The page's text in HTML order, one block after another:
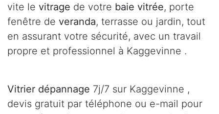
vite le vitrage de votre baie vitrée, porte
fenêtre de veranda, terrasse ou jardin, tout
en assurant votre sécurité, avec un travail
propre et professionnel à Kaggevinne .
Vitrier dépannage 7j/7 sur Kaggevinne ,
devis gratuit par téléphone ou e-mail pour